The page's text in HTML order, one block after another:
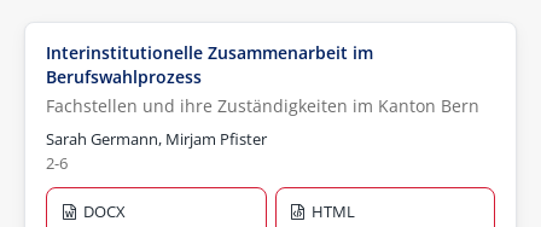
Interinstitutionelle Zusammenarbeit im
Berufswahlprozess
Fachstellen und ihre Zuständigkeiten im Kanton Bern
Sarah Germann, Mirjam Pfister
2-6
DOCX HTML